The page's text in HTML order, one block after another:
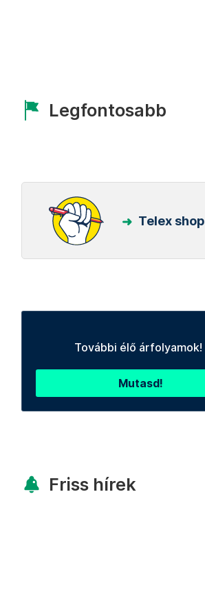
Legfontosabb
Telex shop
További élő árfolyamok!
Mutasd!
Friss hírek